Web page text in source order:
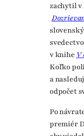
zachytil v
v knihe V
Koľko
a
odpočet
Po
premiér